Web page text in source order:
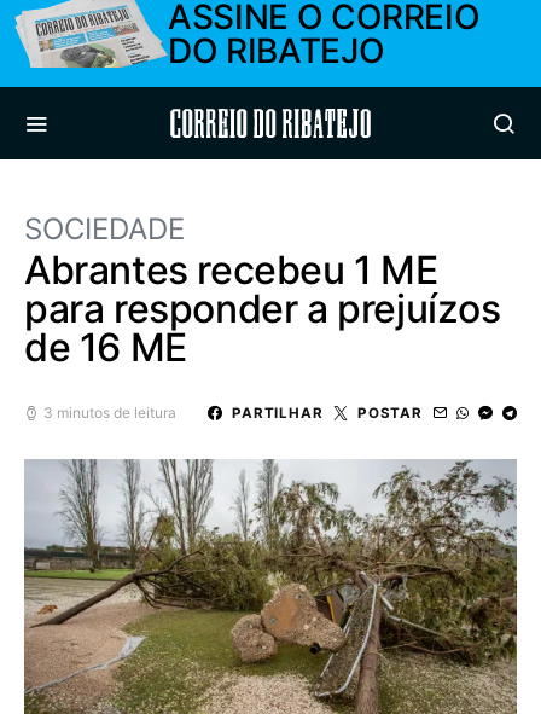
ASSINE O CORREIO
DO RIBATEJO
Correio do Ribatejo
SOCIEDADE
Abrantes recebeu 1 ME
para responder a prejuízos
de 16 ME
3 minutos de leitura PARTILHAR POSTAR